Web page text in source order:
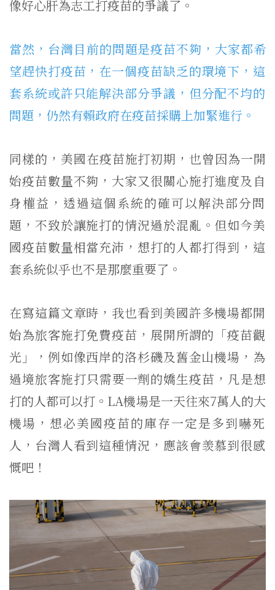
像好心肝為志工打疫苗的爭議了。
當然，台灣目前的問題是疫苗不夠，大家都希
望趕快打疫苗， 在一個疫苗缺乏的環境下，這
套系統或許只能解決部分爭議， 但分配不均的
問題，仍然有賴政府在疫苗採購上加緊進行。
同樣的，美國在疫苗施打初期，也曾因為一開
始疫苗數量不夠， 大家又很關心施打進度及自
身權益， 透過這個系統的確可以解決部分問
題， 不致於讓施打的情況過於混亂。但如今美
國疫苗數量相當充沛， 想打的人都打得到，這
套系統似乎也不是那麼重要了。
在寫這篇文章時， 我也看到美國許多機場都開
始為旅客施打免費疫苗，展開所謂的「疫苗觀
光」，例如像西岸的洛杉磯及舊金山機場， 為
過境旅客施打只需要一劑的嬌生疫苗，凡是想
打的人都可以打。 LA機場是一天往來7萬人的大
機場， 想必美國疫苗的庫存一定是多到嚇死
人，台灣人看到這種情況， 應該會羡慕到很感
慨吧！